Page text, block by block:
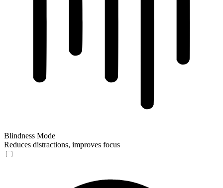
Blindness Mode
Reduces distractions, improves focus